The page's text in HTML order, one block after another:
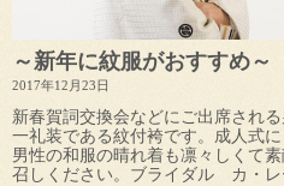
～新年に紋服がおすすめ～
2017年12月23日
新春賀詞交換会などにご出席され
一礼装である紋付袴です。成人式
男性の和服の晴れ着も凛々しくて
召しください。ブライダル カ・レ